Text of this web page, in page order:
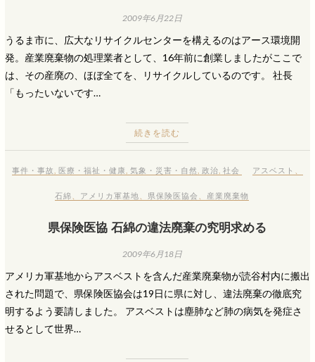
2009年6月22日
うるま市に、広大なリサイクルセンターを構えるのはアース環境開
発。産業廃棄物の処理業者として、16年前に創業しましたがここで
は、その産廃の、ほぼ全てを、リサイクルしているのです。 社長
「もったいないです…
続きを読む
事件・事故 医療・福祉・健康 気象・災害・自然 政治 社会 アスベスト
石綿 アメリカ軍基地 県保険医協会 産業廃棄物
県保険医協 石綿の違法廃棄の究明求める
2009年6月18日
アメリカ軍基地からアスベストを含んだ産業廃棄物が読谷村内に搬出
された問題で、県保険医協会は19日に県に対し、違法廃棄の徹底究
明するよう要請しました。 アスベストは塵肺など肺の病気を発症さ
せるとして世界…